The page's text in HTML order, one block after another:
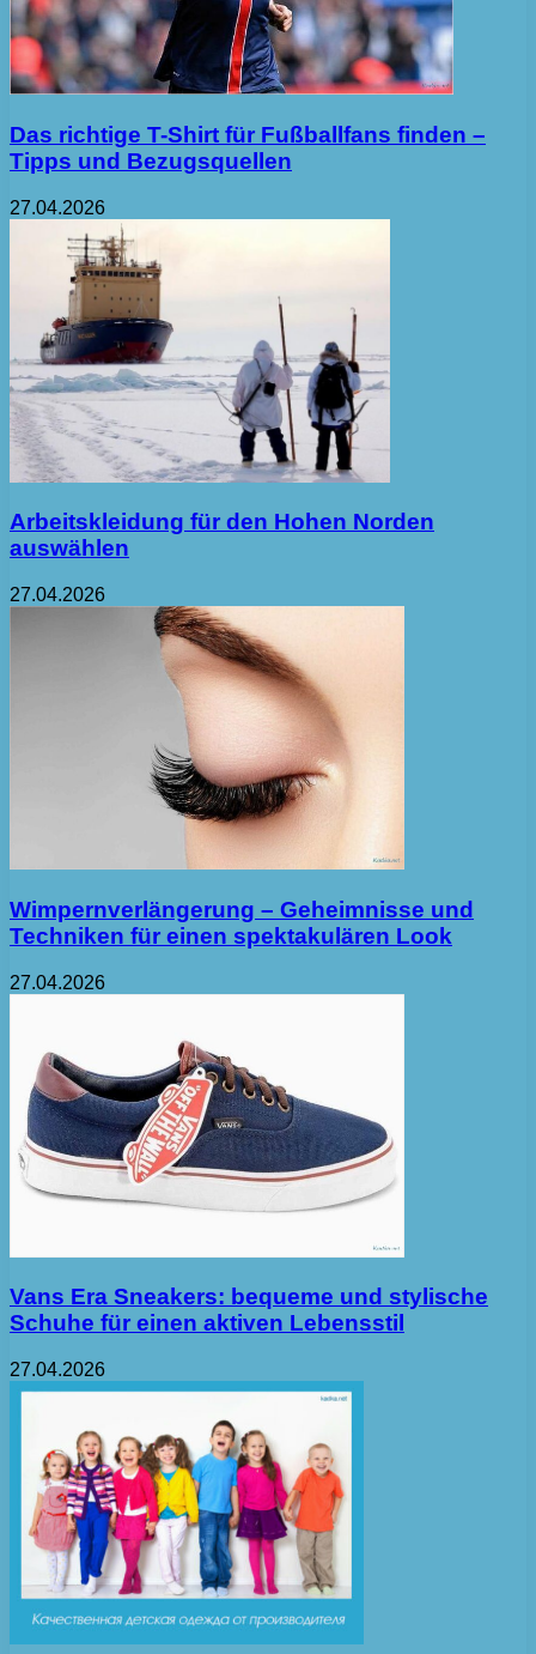
Das richtige T-Shirt für Fußballfans finden –
Tipps und Bezugsquellen
27.04.2026
Arbeitskleidung für den Hohen Norden
auswählen
27.04.2026
Wimpernverlängerung – Geheimnisse und
Techniken für einen spektakulären Look
27.04.2026
Vans Era Sneakers: bequeme und stylische
Schuhe für einen aktiven Lebensstil
27.04.2026